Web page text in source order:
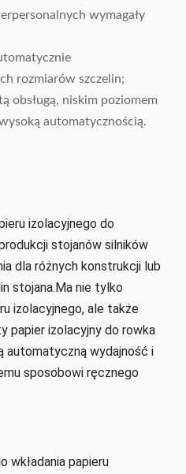
wymagały
rozmiarów szczelin;
obsługą, niskim poziomem
automatycznością.
izolacyjnego do
stojanów silników
dla różnych konstrukcji lub
stojana.Ma nie tylko
izolacyjnego, ale także
papier izolacyjny do rowka
automatyczną wydajność i
sposobowi ręcznego
wkładania papieru